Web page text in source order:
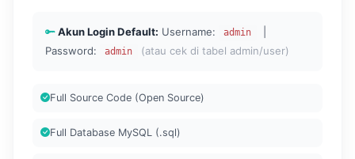
Akun Login Default: Username: admin
Password:
admin (atau cek di tabel admin/user)
Full Source Code (Open Source)
Full Database MySQL (.sql)